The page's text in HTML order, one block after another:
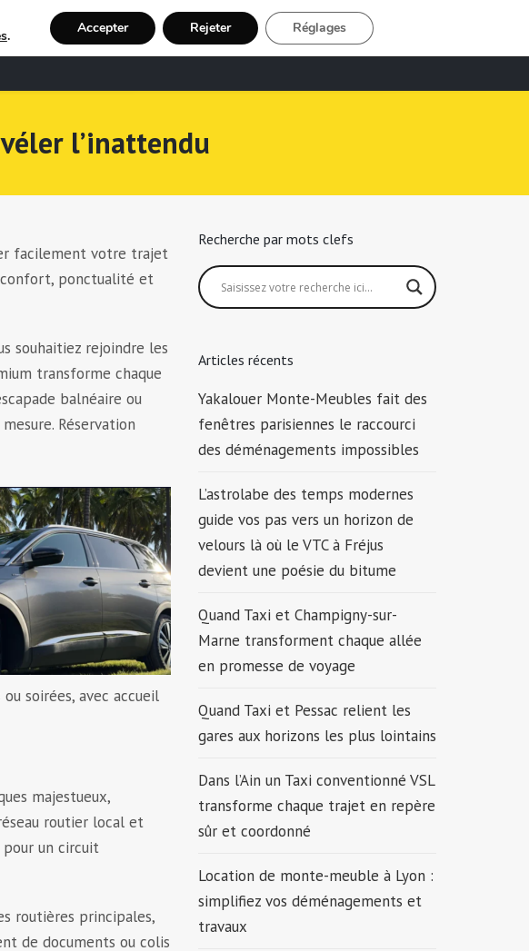
Bienvenue Recherche Chauffeur Taxi Inscription
l’inattendu
facilement votre trajet
ponctualité et
souhaitiez rejoindre les
transforme chaque
balnéaire ou
Réservation
soirées, avec accueil
majestueux,
routier local et
pour un circuit
routières principales,
de documents ou colis
Recherche par mots clefs
Articles récents
Yakalouer Monte-Meubles fait des
fenêtres parisiennes le raccourci
des déménagements impossibles
L’astrolabe des temps modernes
guide vos pas vers un horizon de
velours là où le VTC à Fréjus
devient une poésie du bitume
Quand Taxi et Champigny-sur-
Marne transforment chaque allée
en promesse de voyage
Quand Taxi et Pessac relient les
gares aux horizons les plus lointains
Dans l’Ain un Taxi conventionné VSL
transforme chaque trajet en repère
sûr et coordonné
Location de monte-meuble à Lyon :
simplifiez vos déménagements et
travaux
. Accepter Rejeter Réglages